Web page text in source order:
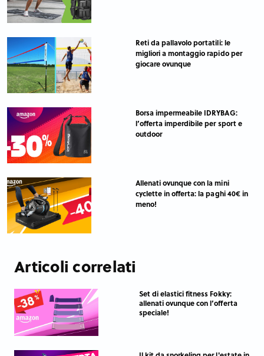
Reti da pallavolo portatili: le
migliori a montaggio rapido per
giocare ovunque
Borsa impermeabile IDRYBAG:
l’offerta imperdibile per sport e
outdoor
Allenati ovunque con la mini
cyclette in offerta: la paghi 40€ in
meno!
Articoli correlati
Set di elastici fitness Fokky:
allenati ovunque con l’offerta
speciale!